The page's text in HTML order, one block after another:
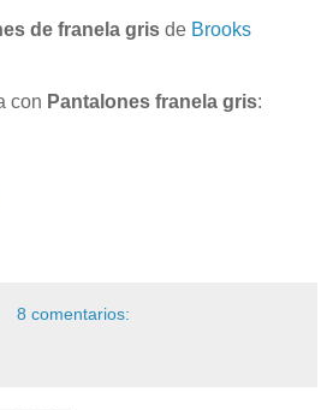
de franela gris de Brooks
con Pantalones franela gris:
8 comentarios: